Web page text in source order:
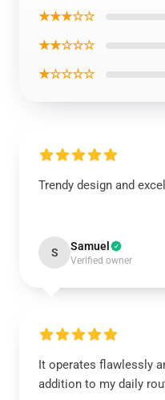
★★★☆☆
★★☆☆☆
★☆☆☆☆
Trendy design and
S Samuel
Verified owner
It operates flawlessly
addition to my daily